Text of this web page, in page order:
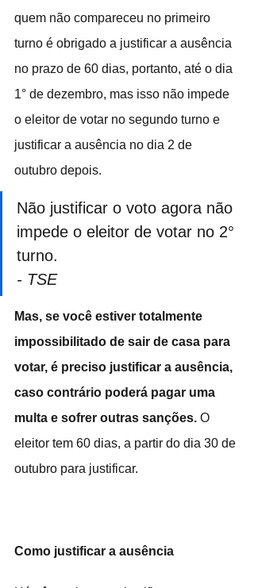
quem não compareceu no primeiro
turno é obrigado a justificar a ausência
no prazo de 60 dias, portanto, até o dia
1° de dezembro, mas isso não impede
o eleitor de votar no segundo turno e
justificar a ausência no dia 2 de
outubro depois.
Não justificar o voto agora não
impede o eleitor de votar no 2°
turno.
- TSE
Mas, se você estiver totalmente
impossibilitado de sair de casa para
votar, é preciso justificar a ausência,
caso contrário poderá pagar uma
multa e sofrer outras sanções. O
eleitor tem 60 dias, a partir do dia 30 de
outubro para justificar.
Como justificar a ausência